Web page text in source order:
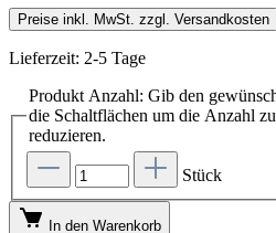
Preise inkl. MwSt. zzgl. Versandkosten
Lieferzeit: 2-5 Tage
Produkt Anzahl: Gib den
die Schaltflächen um die Anzahl
reduzieren.
Stück
In den Warenkorb